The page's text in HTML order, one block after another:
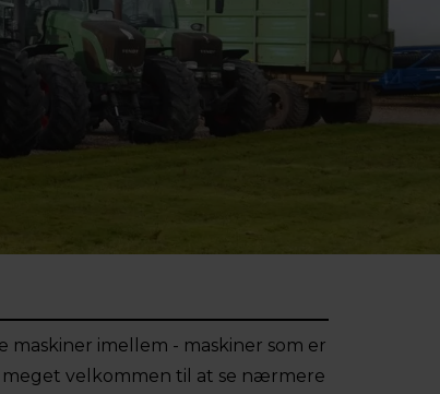
imellem - maskiner som er
velkommen til at se nærmere